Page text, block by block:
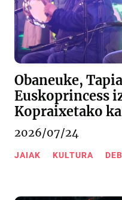
Obaneuke,
Euskoprincess
Kopraixetako
2026/07/24
JAIAK KULTURA